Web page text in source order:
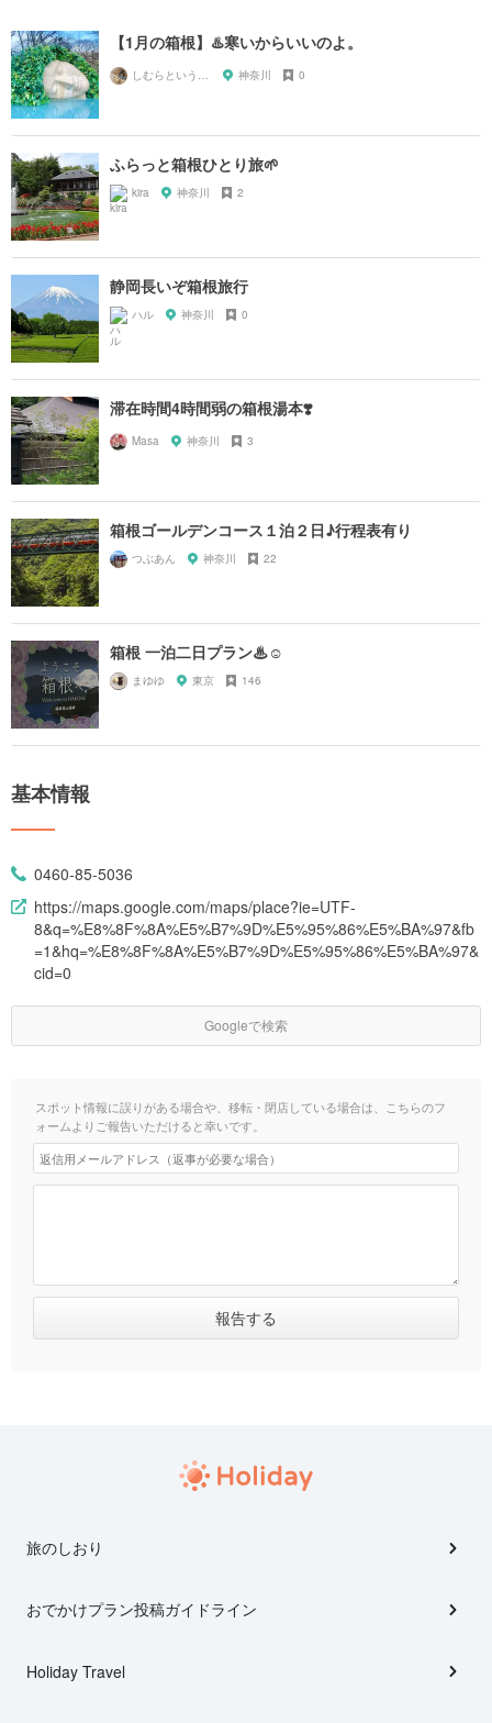
【1月の箱根】♨️寒いからいいのよ。
神奈川 0
ふらっと箱根ひとり旅🌱
kira 神奈川 2
静岡長いぞ箱根旅行
ハル 神奈川 0
滞在時間4時間弱の箱根湯本❣️
Masa 神奈川 3
箱根ゴールデンコース１泊２日♪行程表有り
つぶあん 神奈川 22
箱根 一泊二日プラン♨︎☺
まゆゆ 東京 146
基本情報
0460-85-5036
https://maps.google.com/maps/place?ie=UTF-
8&q=%E8%8F%8A%E5%B7%9D%E5%95%86%E5%BA%97&fb
=1&hq=%E8%8F%8A%E5%B7%9D%E5%95%86%E5%BA%97&
cid=0
Googleで検索
スポット情報に誤りがある場合や、移転・閉店している場合は、こちらのフ
ォームよりご報告いただけると幸いです。
旅のしおり
おでかけプラン投稿ガイドライン
Holiday Travel